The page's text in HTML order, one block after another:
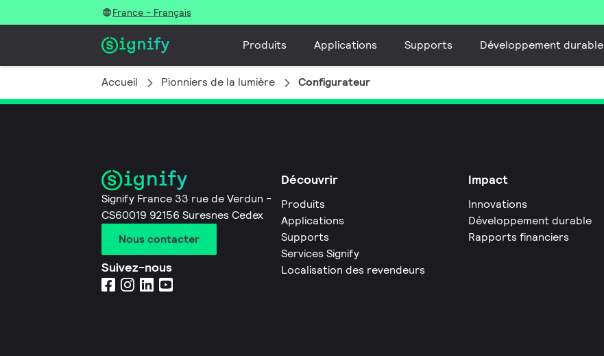
France - Français
Produits Applications Supports Développement durable
Accueil Pionniers de la lumière Configurateur
Signify France 33 rue de Verdun -
CS60019 92156 Suresnes Cedex
Nous contacter
Suivez-nous
Découvrir
Produits
Applications
Supports
Services Signify
Localisation des revendeurs
Impact
Innovations
Développement durable
Rapports financiers